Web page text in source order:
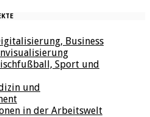
Business
Sport und
und
in der Arbeitswelt